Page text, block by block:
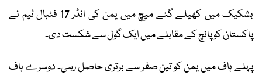
بشکیک میں کھیلے گئے میچ میں یمن کی انڈر 17 فٹبال ٹیم نے
پاکستان کو پانچ کے مقابلے میں ایک گول سے شکست دی۔
پہلے ہاف میں یمن کو تین صفر سے برتری حاصل رہی۔ دوسرے ہاف